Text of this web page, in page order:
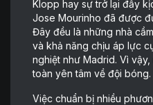
Klopp hay sự trở lại đầy
Jose Mourinho đã được
Đây đều là những nhà
và khả năng chịu áp lực
nghiệt như Madrid. Vì
toàn yên tâm về đội bóng.
Việc chuẩn bị nhiều